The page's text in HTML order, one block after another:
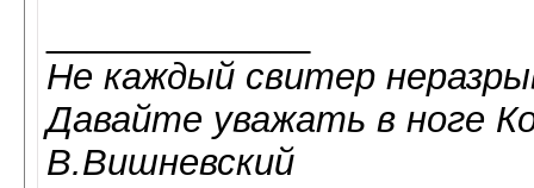
Не каждый свитер
Давайте уважать в ноге
В.Вишневский